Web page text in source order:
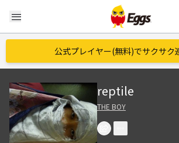
menu
公式プレイヤー(無料)でサクサク
reptile
THE BOY